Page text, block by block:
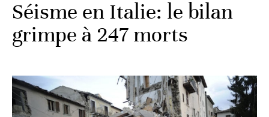
Séisme en Italie: le bilan
grimpe à 247 morts